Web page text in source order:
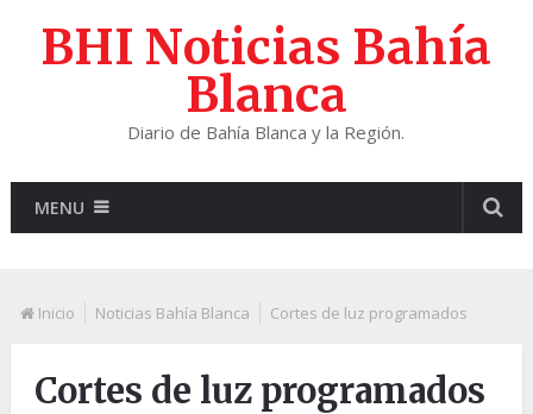
BHI Noticias Bahía
Blanca
Diario de Bahía Blanca y la Región.
MENU
Inicio Noticias Bahía Blanca Cortes de luz programados
Cortes de luz programados